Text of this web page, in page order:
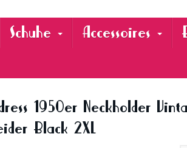
Schuhe Accessoires
1950er Neckholder
Black 2XL